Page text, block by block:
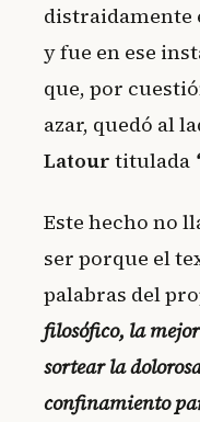
distraidamente
y fue en ese
que, por
azar, quedó al
Latour titulada
Este hecho no
ser porque el
palabras del
filosófico, la
sortear la
confinamiento